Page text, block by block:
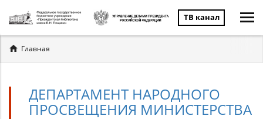
ТВ канал
Вы
здесь
Главная
ДЕПАРТАМЕНТ НАРОДНОГО
ПРОСВЕЩЕНИЯ МИНИСТЕРСТВА